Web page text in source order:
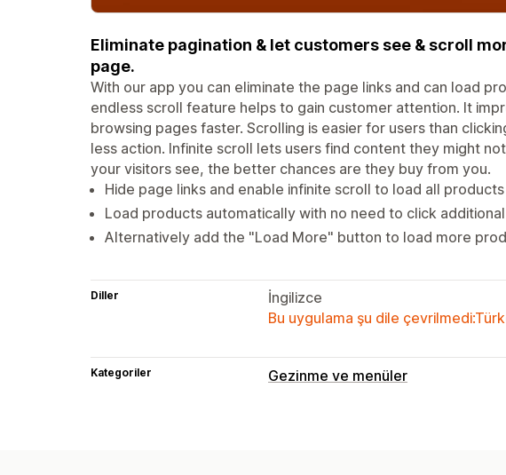
Eliminate pagination & let customers see & scroll
page.
With our app you can eliminate the page links and can load
endless scroll feature helps to gain customer attention. It
browsing pages faster. Scrolling is easier for users than
less action. Infinite scroll lets users find content they might
your visitors see, the better chances are they buy from you.
Hide page links and enable infinite scroll to load all
Load products automatically with no need to click
Alternatively add the "Load More" button to load more
Diller
İngilizce
Bu uygulama şu dile
Kategoriler Gezinme ve menüler